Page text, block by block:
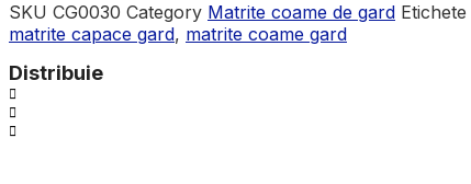
SKU CG0030 Category Matrite coame de gard Etichete
matrite capace gard, matrite coame gard
Distribuie